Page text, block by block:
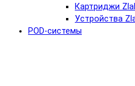
Картриджи
Устройства
POD-системы